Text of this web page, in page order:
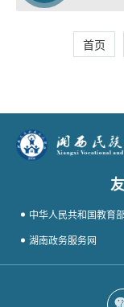
首页
中华人民共和国教育
湖南政务服务网